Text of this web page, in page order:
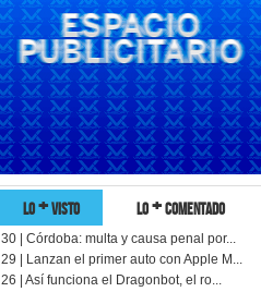
lo + visto lo + comentado
30 | Córdoba: multa y causa penal por...
29 | Lanzan el primer auto con Apple M...
26 | Así funciona el Dragonbot, el ro...